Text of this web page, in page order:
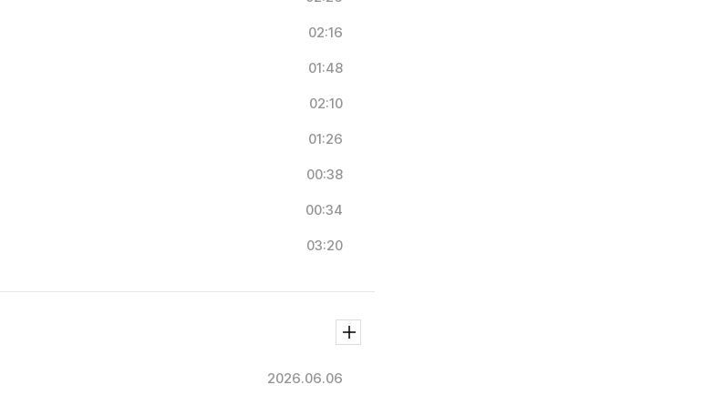
02:16
01:48
02:10
01:26
00:38
00:34
03:20
2026.06.06